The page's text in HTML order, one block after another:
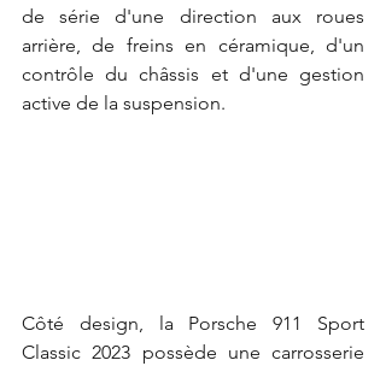
de série d'une direction aux roues
arrière, de freins en céramique, d'un
contrôle du châssis et d'une gestion
active de la suspension.
Côté design, la Porsche 911 Sport
Classic 2023 possède une carrosserie